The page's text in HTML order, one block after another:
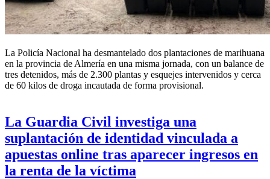
La Policía Nacional ha desmantelado dos plantaciones de marihuana
en la provincia de Almería en una misma jornada, con un balance de
tres detenidos, más de 2.300 plantas y esquejes intervenidos y cerca
de 60 kilos de droga incautada de forma provisional.
La Guardia Civil investiga una
suplantación de identidad vinculada a
apuestas online tras aparecer ingresos en
la renta de la víctima